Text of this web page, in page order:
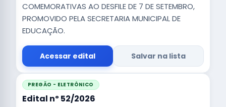
COMEMORATIVAS AO DESFILE DE 7 DE SETEMBRO,
PROMOVIDO PELA SECRETARIA MUNICIPAL DE
EDUCAÇÃO.
Acessar edital Salvar na lista
PREGÃO - ELETRÔNICO
Edital nº 52/2026